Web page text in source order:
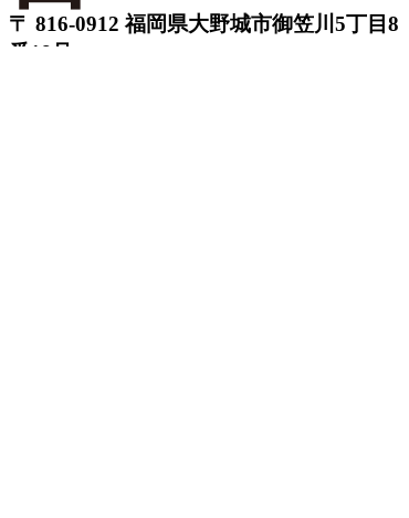
〒 816-0912 福岡県大野城市御笠川5丁目8
番18号